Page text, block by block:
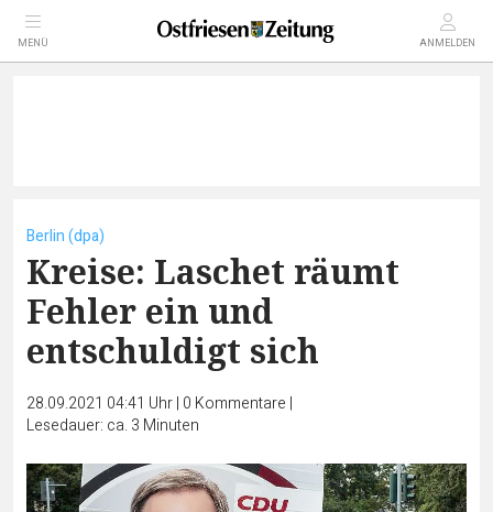
MENÜ ANMELDEN
Berlin (dpa)
Kreise: Laschet räumt
Fehler ein und
entschuldigt sich
28.09.2021 04:41 Uhr| 0 Kommentare |
Lesedauer: ca. 3 Minuten